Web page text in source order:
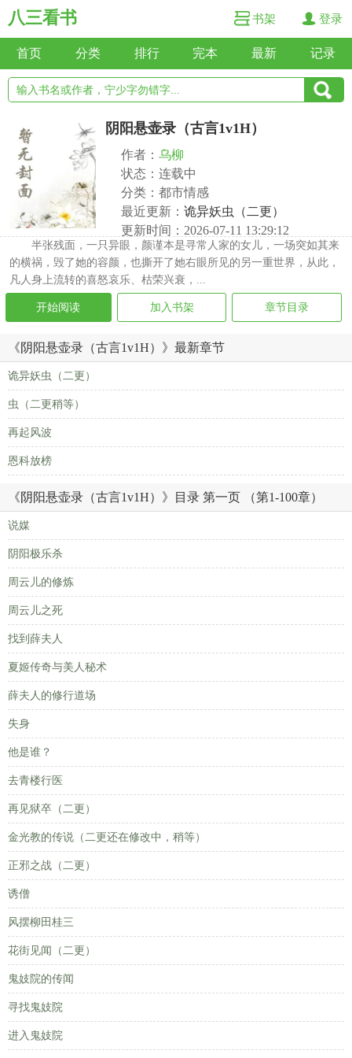
八三看书 书架 登录
首页 分类 排行 完本 最新 记录
阴阳悬壶录（古言1v1H）
作者： 乌柳
状态：连载中
分类：都市情感
最近更新： 诡异妖虫（二更）
更新时间：2026-07-11 13:29:12
半张残面，一只异眼，颜谨本是寻常人家的女儿，一场突如其来
的横祸，毁了她的容颜，也撕开了她右眼所见的另一重世界，从此，
凡人身上流转的喜怒哀乐、枯荣兴衰，...
开始阅读 加入书架 章节目录
《阴阳悬壶录（古言1v1H）》最新章节
诡异妖虫（二更）
虫（二更稍等）
再起风波
恩科放榜
《阴阳悬壶录（古言1v1H）》目录 第一页 （第1-100章）
说媒
阴阳极乐杀
周云儿的修炼
周云儿之死
找到薛夫人
夏姬传奇与美人秘术
薛夫人的修行道场
失身
他是谁？
去青楼行医
再见狱卒（二更）
金光教的传说（二更还在修改中，稍等）
正邪之战（二更）
诱僧
风摆柳田桂三
花街见闻（二更）
鬼妓院的传闻
寻找鬼妓院
进入鬼妓院